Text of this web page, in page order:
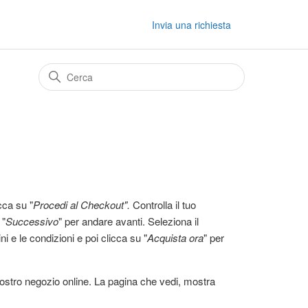
Invia una richiesta
su "Procedi al Checkout". Controlla il tuo
Successivo" per andare avanti. Seleziona il
e le condizioni e poi clicca su "Acquista ora" per
negozio online. La pagina che vedi, mostra